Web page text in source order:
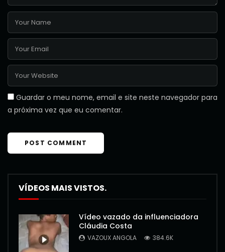
Guardar o meu nome, email e site neste navegador para
a próxima vez que eu comentar.
VÍDEOS MAIS VISTOS.
Vídeo vazado da influenciadora
Cláudia Costa
VAZOUX ANGOLA 384.6K